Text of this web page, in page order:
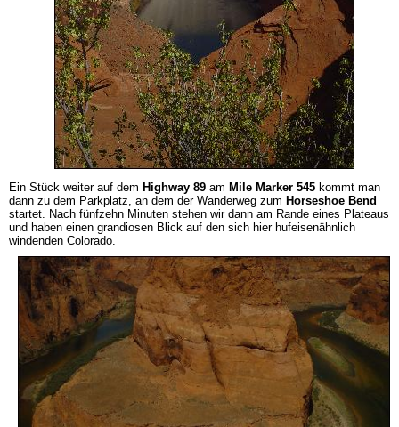
Ein Stück weiter auf dem Highway 89 am Mile Marker 545 kommt man
dann zu dem Parkplatz, an dem der Wanderweg zum Horseshoe Bend
startet. Nach fünfzehn Minuten stehen wir dann am Rande eines Plateaus
und haben einen grandiosen Blick auf den sich hier hufeisenähnlich
windenden Colorado.